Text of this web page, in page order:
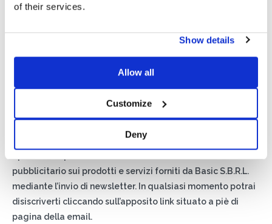
of their services.
Show details
Allow all
Customize
Deny
Autorizzo il trattamento dei miei dati secondo quanto
Privacy Policydi Basic S.r.l .
pubblicitario sui prodotti e servizi forniti da Basic S.B.R.L.
mediante l’invio di newsletter. In qualsiasi momento potrai
disiscriverti cliccando sull’apposito link situato a piè di
pagina della email.